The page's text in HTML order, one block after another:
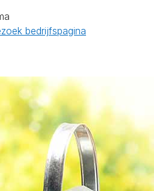
bedrijfspagina